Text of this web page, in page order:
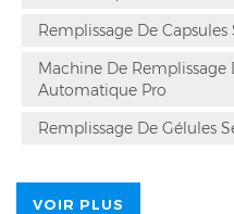
Remplissage De
Machine De Remplissage
Automatique Pro
Remplissage De Gélules
VOIR PLUS